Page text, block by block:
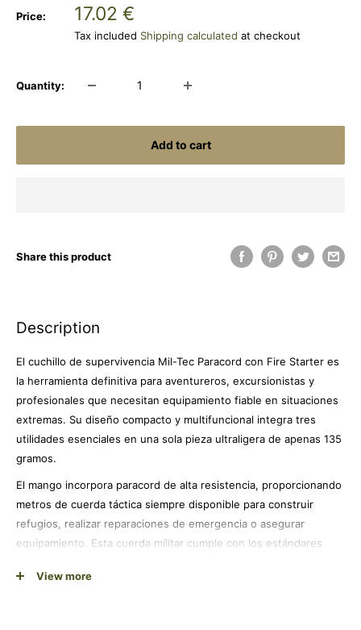
Price:
Sale
price
17.02 €
Tax included Shipping calculated at checkout
Quantity:
Add to cart
Share this product
Description
El cuchillo de supervivencia Mil-Tec Paracord con Fire Starter es
la herramienta definitiva para aventureros, excursionistas y
profesionales que necesitan equipamiento fiable en situaciones
extremas. Su diseño compacto y multifuncional integra tres
utilidades esenciales en una sola pieza ultraligera de apenas 135
gramos.
El mango incorpora paracord de alta resistencia, proporcionando
metros de cuerda táctica siempre disponible para construir
refugios, realizar reparaciones de emergencia o asegurar
equipamiento. Esta cuerda militar cumple con los estándares
lo necesitas.
View more